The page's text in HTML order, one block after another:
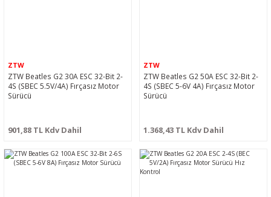
ZTW
ZTW Beatles G2 30A ESC 32-Bit 2-
4S (SBEC 5.5V/4A) Fırçasız Motor
Sürücü
901,88 TL Kdv Dahil
ZTW
ZTW Beatles G2 50A ESC 32-Bit 2-
4S (SBEC 5-6V 4A) Fırçasız Motor
Sürücü
1.368,43 TL Kdv Dahil